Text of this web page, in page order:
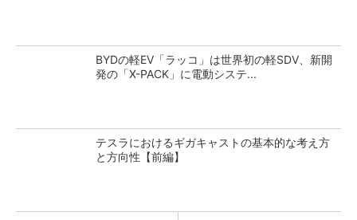
BYDの軽EV「ラッコ」は世界初の軽SDV、新開
発の「X-PACK」に電動システ...
テスラにおけるギガキャストの基本的な考え方
と方向性【前編】